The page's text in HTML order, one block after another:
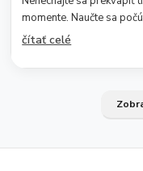
momente. Naučte sa
čítať celé